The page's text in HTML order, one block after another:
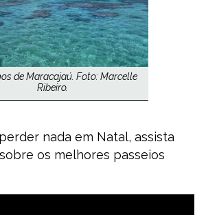
de Maracajaú. Foto: Marcelle
Ribeiro.
nada em Natal, assista
os melhores passeios